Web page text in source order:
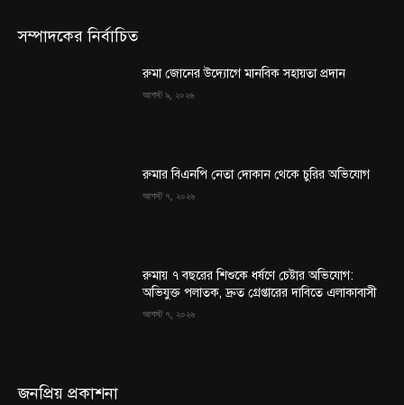
সম্পাদকের নির্বাচিত
রুমা জোনের উদ্যোগে মানবিক সহায়তা প্রদান
আগস্ট ৯, ২০২৬
রুমার বিএনপি নেতা দোকান থেকে চুরির অভিযোগ
আগস্ট ৭, ২০২৬
রুমায় ৭ বছরের শিশুকে ধর্ষণে চেষ্টার অভিযোগ:
অভিযুক্ত পলাতক, দ্রুত গ্রেপ্তারের দাবিতে এলাকাবাসী
আগস্ট ৭, ২০২৬
জনপ্রিয় প্রকাশনা